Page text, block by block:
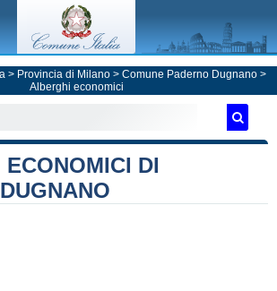
> Provincia di Milano> Comune Paderno Dugnano>
Alberghi economici
DI